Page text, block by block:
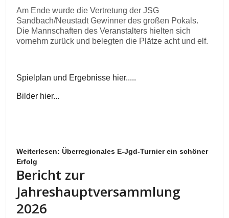
Am Ende wurde die Vertretung der JSG
Sandbach/Neustadt Gewinner des großen Pokals.
Die Mannschaften des Veranstalters hielten sich
vornehm zurück und belegten die Plätze acht und elf.
Spielplan und Ergebnisse hier.....
Bilder hier...
Weiterlesen: Überregionales E-Jgd-Turnier ein schöner
Erfolg
Bericht zur
Jahreshauptversammlung
2026